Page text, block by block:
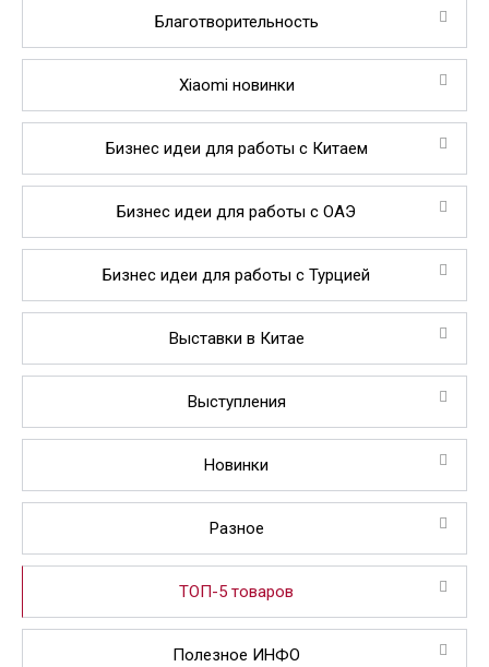
Благотворительность
Xiaomi новинки
Бизнес идеи для работы с Китаем
Бизнес идеи для работы с ОАЭ
Бизнес идеи для работы с Турцией
Выставки в Китае
Выступления
Новинки
Разное
ТОП-5 товаров
Полезное ИНФО